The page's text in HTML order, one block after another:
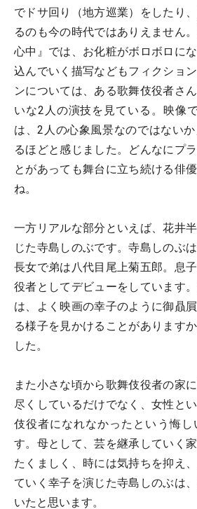
でドサ回り（地方巡業）をしたり
るのも今の時代ではありえません
心中』では、お化粧がボロボロに
込んでいく描写などもフィクショ
ンについては、ある歌舞伎役者さ
いな2人の演技を見ている。映像
は、2人の心象風景なのではない
るほどと感じました。どんなにプ
とがあっても舞台に立ち続ける俳
ね。
一方リアルな部分といえば、花井
じた寺島しのぶです。寺島しのぶ
長女で弟は八代目尾上菊五郎。息
役者としてデビューをしています
は、よく映画の幸子のように御贔
る様子を見かけることがあります
した。
また小さな頃から歌舞伎役者の家
尽くしているだけでなく、女性と
伎役者になれなかったという悔し
す。母として、芸を継承していく
たくましく、時には気持ちを抑え
ていく幸子を演じた寺島しのぶは
いたと思います。